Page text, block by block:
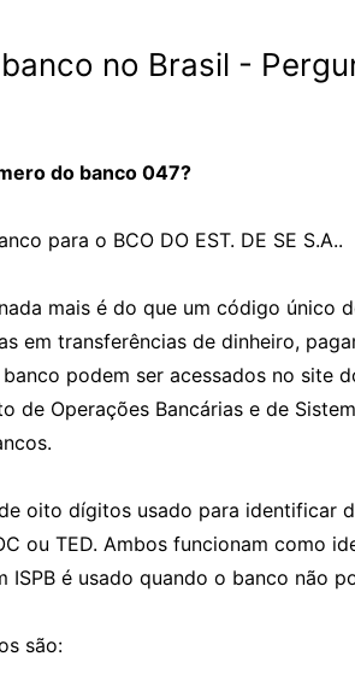
no Brasil -
do banco 047?
para o BCO DO EST. DE SE S.A..
mais é do que um código único
em transferências de dinheiro,
podem ser acessados no site
de Operações Bancárias e de
oito dígitos usado para identificar
ou TED. Ambos funcionam como
ISPB é usado quando o banco não
são: